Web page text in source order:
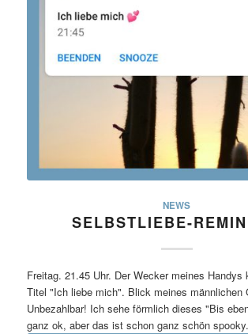
NEWS
SELBSTLIEBE-
Freitag. 21.45 Uhr. Der Wecker meines Handys
Titel "Ich liebe mich". Blick meines männlichen
Unbezahlbar! Ich sehe förmlich dieses "Bis
ganz ok, aber das ist schon ganz schön